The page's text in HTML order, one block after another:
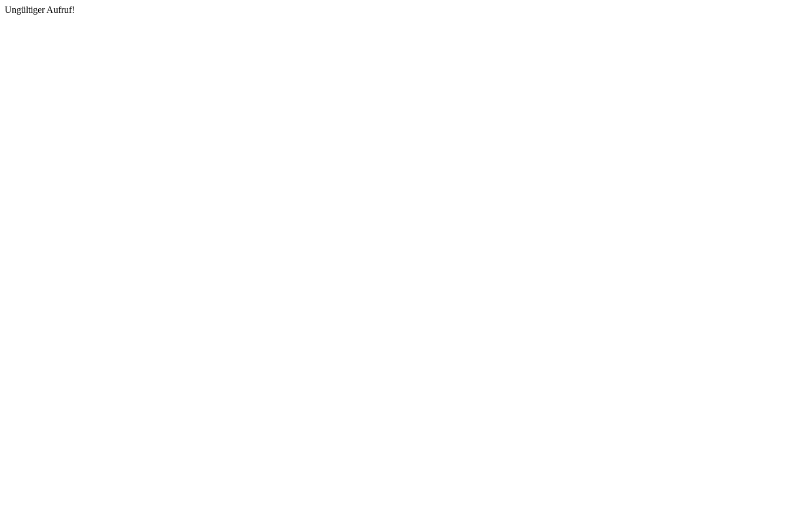
Ungültiger Aufruf!